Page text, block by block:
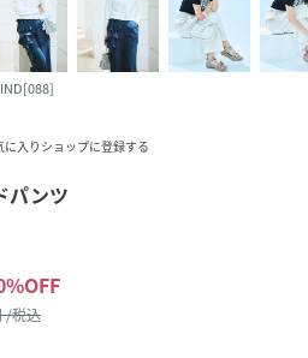
IND[088]
に入りショップに登録する
パンツ
%OFF
/税込